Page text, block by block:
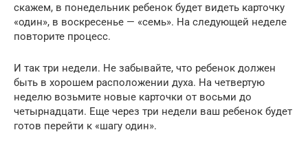
скажем, в понедельник ребенок будет видеть карточку
«один», в воскресенье — «семь». На следующей неделе
повторите процесс.
И так три недели. Не забывайте, что ребенок должен
быть в хорошем расположении духа. На четвертую
неделю возьмите новые карточки от восьми до
четырнадцати. Еще через три недели ваш ребенок будет
готов перейти к «шагу один».